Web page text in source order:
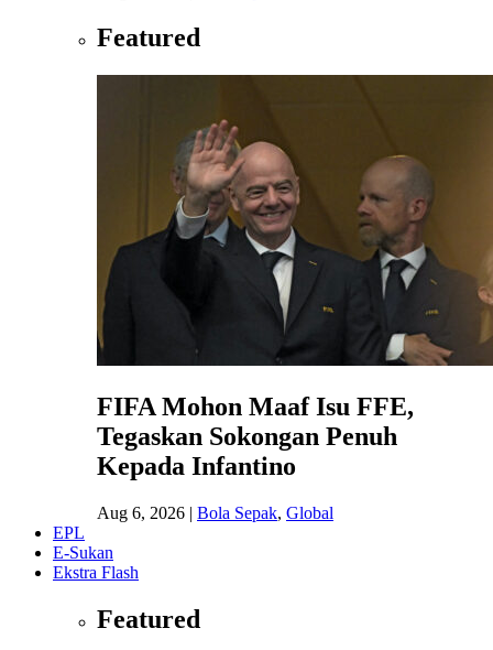
Featured
FIFA Mohon Maaf Isu FFE,
Tegaskan Sokongan Penuh
Kepada Infantino
Aug 6, 2026 | Bola Sepak, Global
EPL
E-Sukan
Ekstra Flash
Featured